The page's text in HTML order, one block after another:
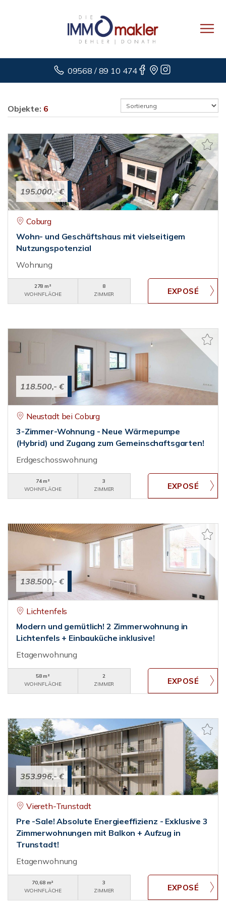
09568 / 89 10 474
Objekte: 6
195.000,- €
Coburg
Wohn- und Geschäftshaus mit vielseitigem
Nutzungspotenzial
Wohnung
278 m²
WOHNFLÄCHE
8
ZIMMER
118.500,- €
Neustadt bei Coburg
3-Zimmer-Wohnung - Neue Wärmepumpe
(Hybrid) und Zugang zum Gemeinschaftsgarten!
Erdgeschosswohnung
74 m²
WOHNFLÄCHE
3
ZIMMER
138.500,- €
Lichtenfels
Modern und gemütlich! 2 Zimmerwohnung in
Lichtenfels + Einbauküche inklusive!
Etagenwohnung
58 m²
WOHNFLÄCHE
2
ZIMMER
353.996,- €
Viereth-Trunstadt
Pre -Sale! Absolute Energieeffizienz - Exklusive 3
Zimmerwohnungen mit Balkon + Aufzug in
Trunstadt!
Etagenwohnung
70,68 m²
WOHNFLÄCHE
3
ZIMMER